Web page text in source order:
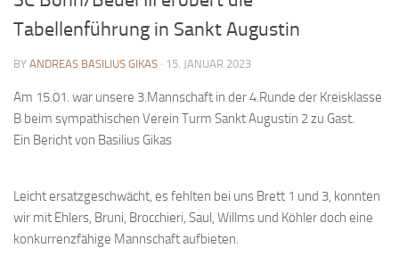
Vereinsmeisterschaft
Vereinspokalturnier
Vereinsschnellschachmeisterschaft
Blitzturnierserie
Schnellturnierserie
Bonner Schnellschachturniere
Mannschaften
Tabellenführung in Sankt Augustin
BY ANDREAS BASILIUS GIKAS · 15. JANUAR 2023
Am 15.01. war unsere 3.Mannschaft in der 4.Runde der Kreisklasse
B beim sympathischen Verein Turm Sankt Augustin 2 zu Gast.
Ein Bericht von Basilius Gikas
Leicht ersatzgeschwächt, es fehlten bei uns Brett 1 und 3, konnten
wir mit Ehlers, Bruni, Brocchieri, Saul, Willms und Köhler doch eine
konkurrenzfähige Mannschaft aufbieten.